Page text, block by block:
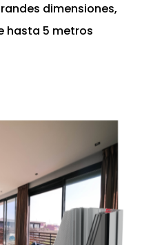
dimensiones,
hasta 5 metros